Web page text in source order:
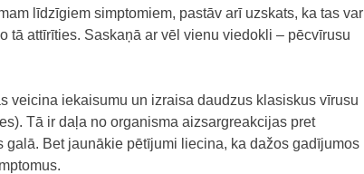
līdzīgiem simptomiem, pastāv arī uzskats, ka tas var
tā attīrīties. Saskaņā ar vēl vienu viedokli – pēcvīrusu
veicina iekaisumu un izraisa daudzus klasiskus vīrusu
Tā ir daļa no organisma aizsargreakcijas pret
Bet jaunākie pētījumi liecina, ka dažos gadījumos